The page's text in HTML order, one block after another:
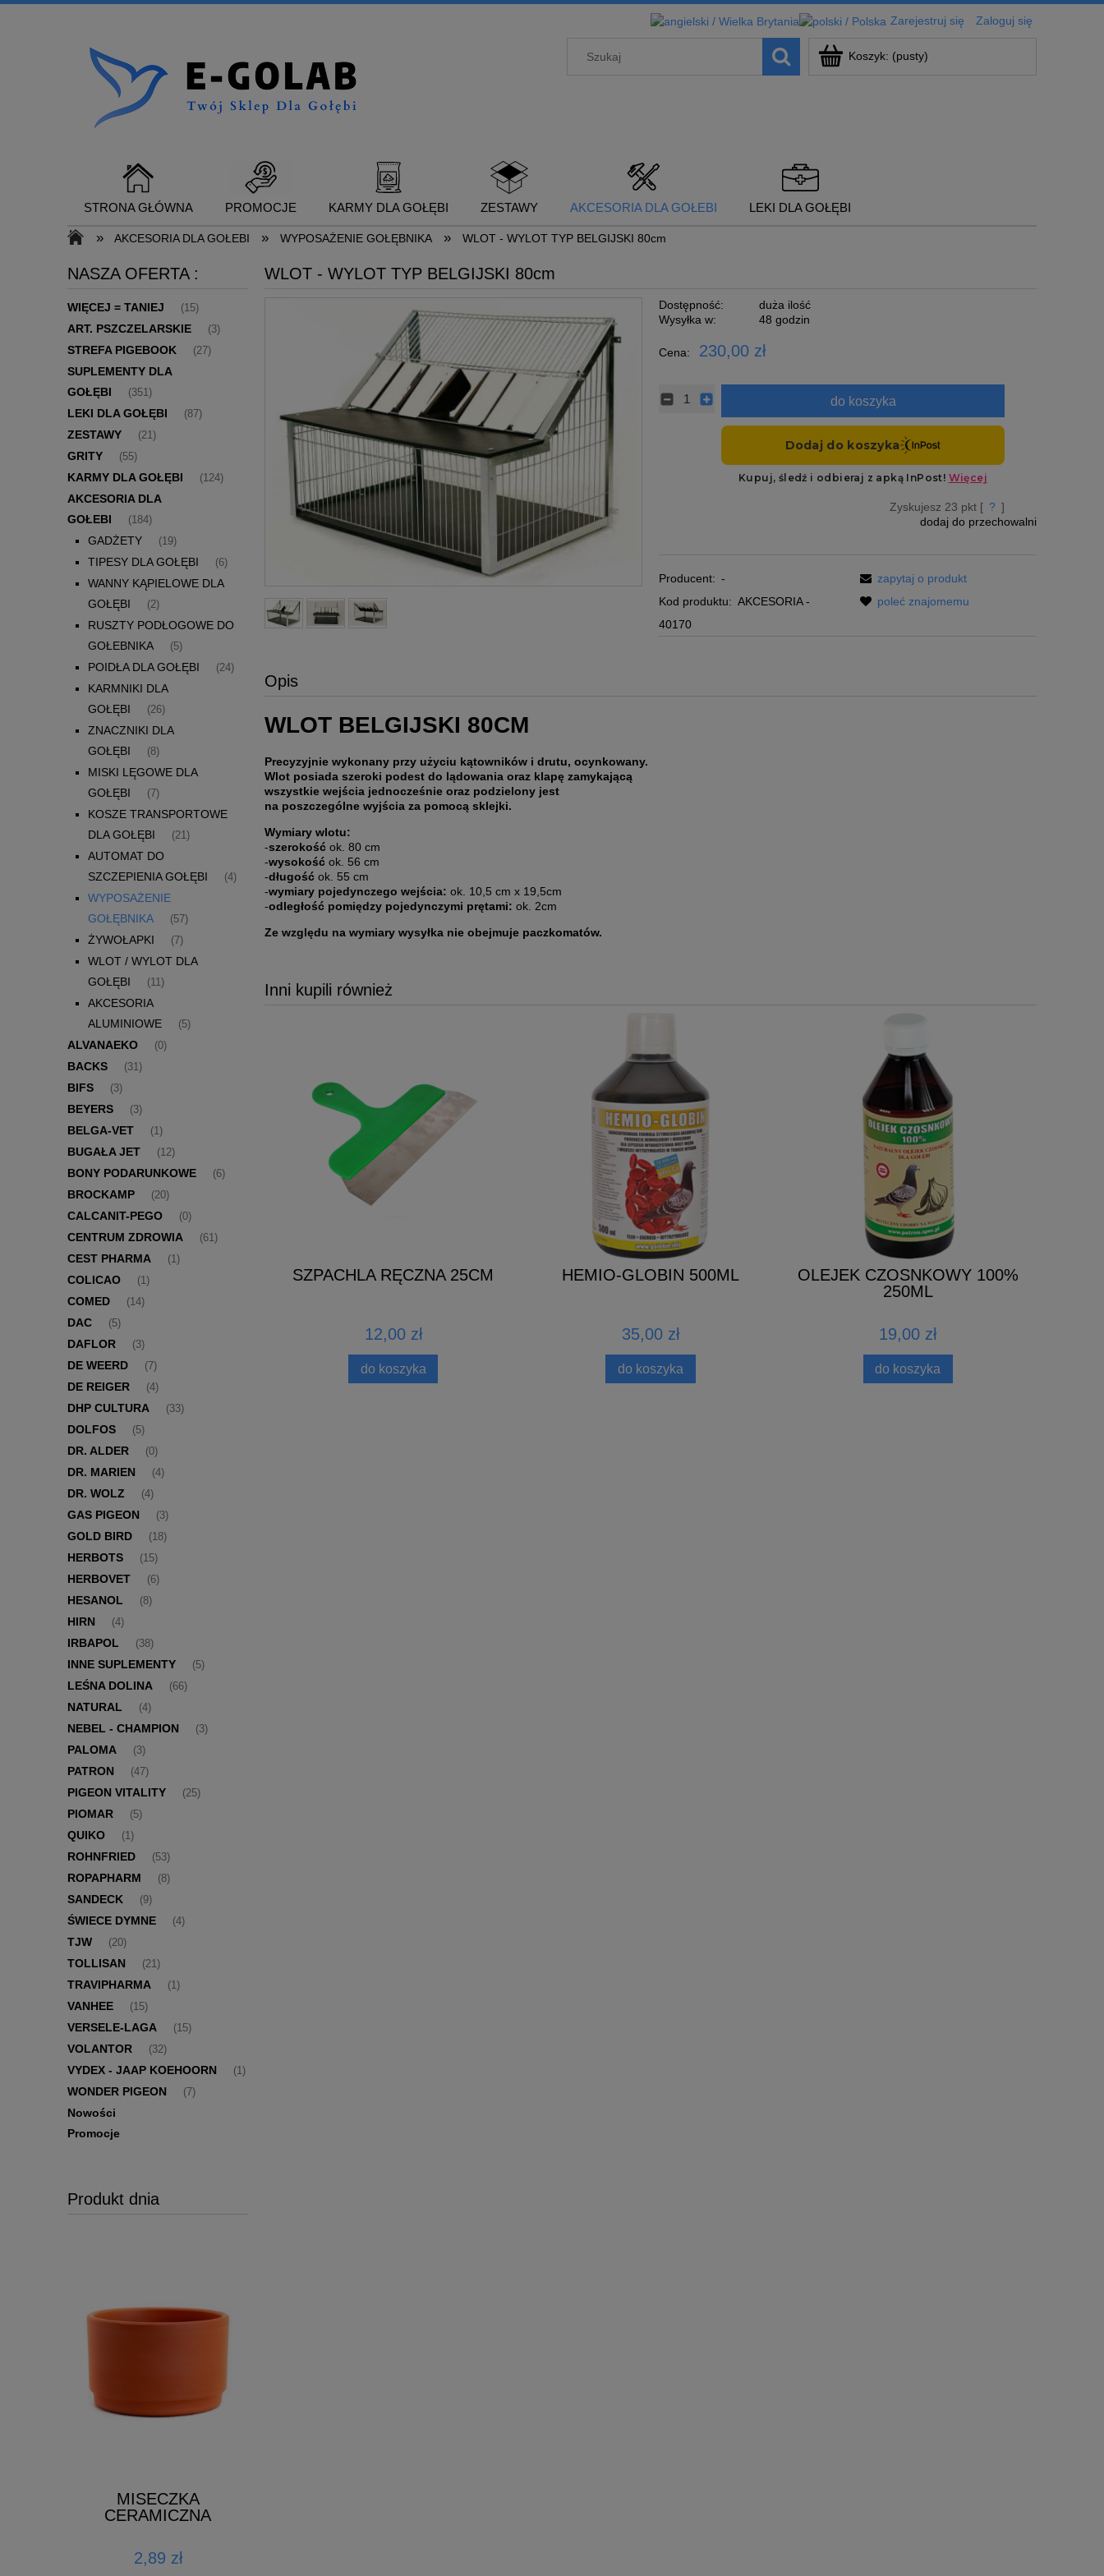
Zarejestruj się Zaloguj się
Koszyk: (pusty)
STRONA GŁÓWNA PROMOCJE KARMY DLA GOŁĘBI ZESTAWY AKCESORIA DLA GOŁEBI LEKI DLA GOŁĘBI
SUPLEMENTY DLA GOŁĘBI KONTAKT
» AKCESORIA DLA GOŁEBI » WYPOSAŻENIE GOŁĘBNIKA » WLOT - WYLOT TYP BELGIJSKI 80cm
NASZA OFERTA :
WIĘCEJ = TANIEJ (15)
ART. PSZCZELARSKIE (3)
STREFA PIGEBOOK (27)
SUPLEMENTY DLA
GOŁĘBI
(351)
LEKI DLA GOŁĘBI (87)
ZESTAWY (21)
GRITY (55)
KARMY DLA GOŁĘBI (124)
AKCESORIA DLA
GOŁEBI
(184)
GADŻETY (19)
TIPESY DLA GOŁĘBI (6)
WANNY KĄPIELOWE DLA
GOŁĘBI
(2)
RUSZTY PODŁOGOWE DO
GOŁEBNIKA
(5)
POIDŁA DLA GOŁĘBI (24)
KARMNIKI DLA
GOŁĘBI
(26)
ZNACZNIKI DLA
GOŁĘBI
(8)
MISKI LĘGOWE DLA
GOŁĘBI
(7)
KOSZE TRANSPORTOWE
DLA GOŁĘBI
(21)
AUTOMAT DO
SZCZEPIENIA GOŁĘBI
(4)
WYPOSAŻENIE
GOŁĘBNIKA
(57)
ŻYWOŁAPKI (7)
WLOT / WYLOT DLA
GOŁĘBI
(11)
AKCESORIA
ALUMINIOWE
(5)
ALVANAEKO (0)
BACKS (31)
BIFS (3)
BEYERS (3)
BELGA-VET (1)
BUGAŁA JET (12)
BONY PODARUNKOWE (6)
BROCKAMP (20)
CALCANIT-PEGO (0)
CENTRUM ZDROWIA (61)
CEST PHARMA (1)
COLICAO (1)
COMED (14)
DAC (5)
DAFLOR (3)
DE WEERD (7)
DE REIGER (4)
DHP CULTURA (33)
DOLFOS (5)
DR. ALDER (0)
DR. MARIEN (4)
DR. WOLZ (4)
GAS PIGEON (3)
GOLD BIRD (18)
HERBOTS (15)
HERBOVET (6)
HESANOL (8)
HIRN (4)
IRBAPOL (38)
INNE SUPLEMENTY (5)
LEŚNA DOLINA (66)
NATURAL (4)
NEBEL - CHAMPION (3)
PALOMA (3)
PATRON (47)
PIGEON VITALITY (25)
PIOMAR (5)
QUIKO (1)
ROHNFRIED (53)
ROPAPHARM (8)
SANDECK (9)
ŚWIECE DYMNE (4)
TJW (20)
TOLLISAN (21)
TRAVIPHARMA (1)
VANHEE (15)
VERSELE-LAGA (15)
VOLANTOR (32)
VYDEX - JAAP KOEHOORN (1)
WONDER PIGEON (7)
Nowości
Promocje
Produkt dnia
MISECZKA
CERAMICZNA
2,89 zł
WLOT - WYLOT TYP BELGIJSKI 80cm
Dostępność:
duża ilość
Wysyłka w:
48 godzin
Cena: 230,00 zł
do koszyka
Zyskujesz 23 pkt [ ? ]
dodaj do przechowalni
Producent: -
Kod produktu: AKCESORIA -
40170
zapytaj o produkt
poleć znajomemu
Opis
WLOT BELGIJSKI 80CM
Precyzyjnie wykonany przy użyciu kątowników i drutu, ocynkowany.
Wlot posiada szeroki podest do lądowania oraz klapę zamykającą
wszystkie wejścia jednocześnie oraz podzielony jest
na poszczególne wyjścia za pomocą sklejki.
Wymiary wlotu:
-szerokość ok. 80 cm
-wysokość ok. 56 cm
-długość ok. 55 cm
-wymiary pojedynczego wejścia: ok. 10,5 cm x 19,5cm
-odległość pomiędzy pojedynczymi prętami: ok. 2cm
Ze względu na wymiary wysyłka nie obejmuje paczkomatów.
Inni kupili również
SZPACHLA RĘCZNA 25CM
12,00 zł
do koszyka
HEMIO-GLOBIN 500ML
35,00 zł
do koszyka
OLEJEK CZOSNKOWY 100%
250ML
19,00 zł
do koszyka